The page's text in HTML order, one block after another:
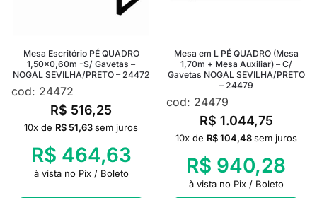
Mesa Escritório PÉ QUADRO
1,50×0,60m -S/ Gavetas –
NOGAL SEVILHA/PRETO – 24472
cod: 24472
R$ 516,25
10x de R$51,63sem juros
R$ 464,63
à vista no Pix / Boleto
Mesa em L PÉ QUADRO (Mesa
1,70m + Mesa Auxiliar) – C/
Gavetas NOGAL SEVILHA/PRETO
– 24479
cod: 24479
R$ 1.044,75
10x de R$104,48 sem juros
R$ 940,28
à vista no Pix / Boleto